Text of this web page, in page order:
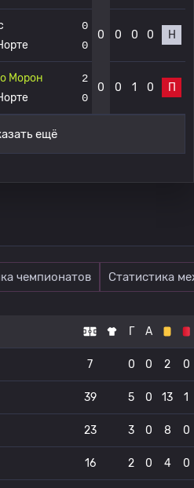
0
0
0 0 0 0 Н
Морон
2
0
0 0 1 0 П
ещё
чемпионатов Статистика
Г А
7 0 0 2 0
39 5 0 13 1
23 3 0 8 0
16 2 0 4 0